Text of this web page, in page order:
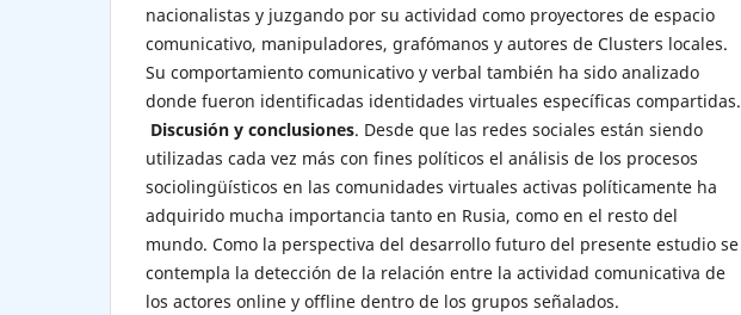
nacionalistas y juzgando por su actividad como proyectores de espacio
comunicativo, manipuladores, grafómanos y autores de Clusters locales.
Su comportamiento comunicativo y verbal también ha sido analizado
donde fueron identificadas identidades virtuales específicas compartidas.
Discusión y conclusiones. Desde que las redes sociales están siendo
utilizadas cada vez más con fines políticos el análisis de los procesos
sociolingüísticos en las comunidades virtuales activas políticamente ha
adquirido mucha importancia tanto en Rusia, como en el resto del
mundo. Como la perspectiva del desarrollo futuro del presente estudio se
contempla la detección de la relación entre la actividad comunicativa de
los actores online y offline dentro de los grupos señalados.